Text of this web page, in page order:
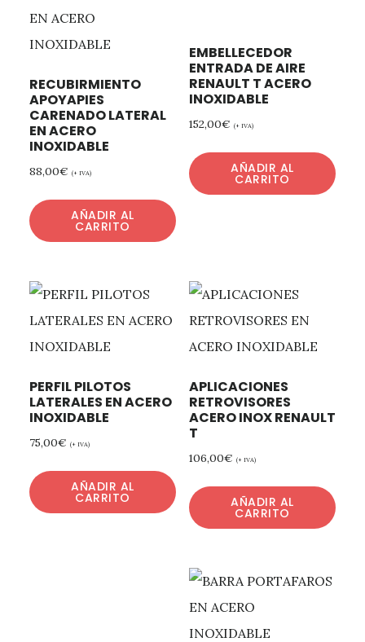
RECUBIRMIENTO
APOYAPIES
CARENADO LATERAL
EN ACERO
INOXIDABLE
88,00€ (+ IVA)
AÑADIR AL
CARRITO
EMBELLECEDOR
ENTRADA DE AIRE
RENAULT T ACERO
INOXIDABLE
152,00€ (+ IVA)
AÑADIR AL
CARRITO
PERFIL PILOTOS
LATERALES EN ACERO
INOXIDABLE
75,00€ (+ IVA)
AÑADIR AL
CARRITO
APLICACIONES
RETROVISORES
ACERO INOX RENAULT
T
106,00€ (+ IVA)
AÑADIR AL
CARRITO